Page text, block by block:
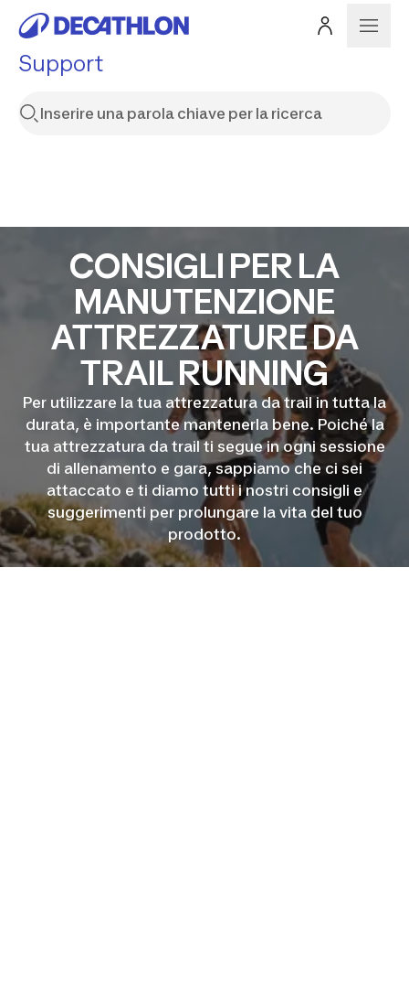
Support
CONSIGLI PER LA
MANUTENZIONE
ATTREZZATURE DA
TRAIL RUNNING
Per utilizzare la tua attrezzatura da trail in tutta la
durata, è importante mantenerla bene. Poiché la
tua attrezzatura da trail ti segue in ogni sessione
di allenamento e gara, sappiamo che ci sei
attaccato e ti diamo tutti i nostri consigli e
suggerimenti per prolungare la vita del tuo
prodotto.